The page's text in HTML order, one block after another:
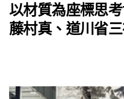
以材質為座標思
藤村真、道川省